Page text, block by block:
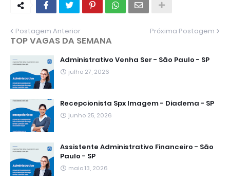
Postagem Anterior Próxima Postagem
TOP VAGAS DA SEMANA
Administrativo Venha Ser - São Paulo - SP
julho 27, 2026
Recepcionista Spx Imagem - Diadema - SP
junho 25, 2026
Assistente Administrativo Financeiro - São
Paulo - SP
maio 13, 2026